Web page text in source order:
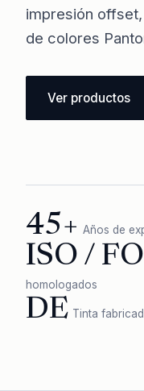
impresión
de colores
Ver productos
45+ Años de
ISO /
homologados
DE Tinta